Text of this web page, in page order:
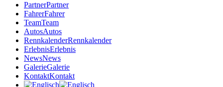
PartnerPartner
FahrerFahrer
TeamTeam
AutosAutos
RennkalenderRennkalender
ErlebnisErlebnis
NewsNews
GalerieGalerie
KontaktKontakt